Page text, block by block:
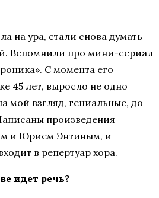
на ура, стали снова думать
Вспомнили про мини-сериал
С момента его
45 лет, выросло не одно
мой взгляд, гениальные, до
произведения
и Юрием Энтиным, и
в репертуар хора.
идет речь?